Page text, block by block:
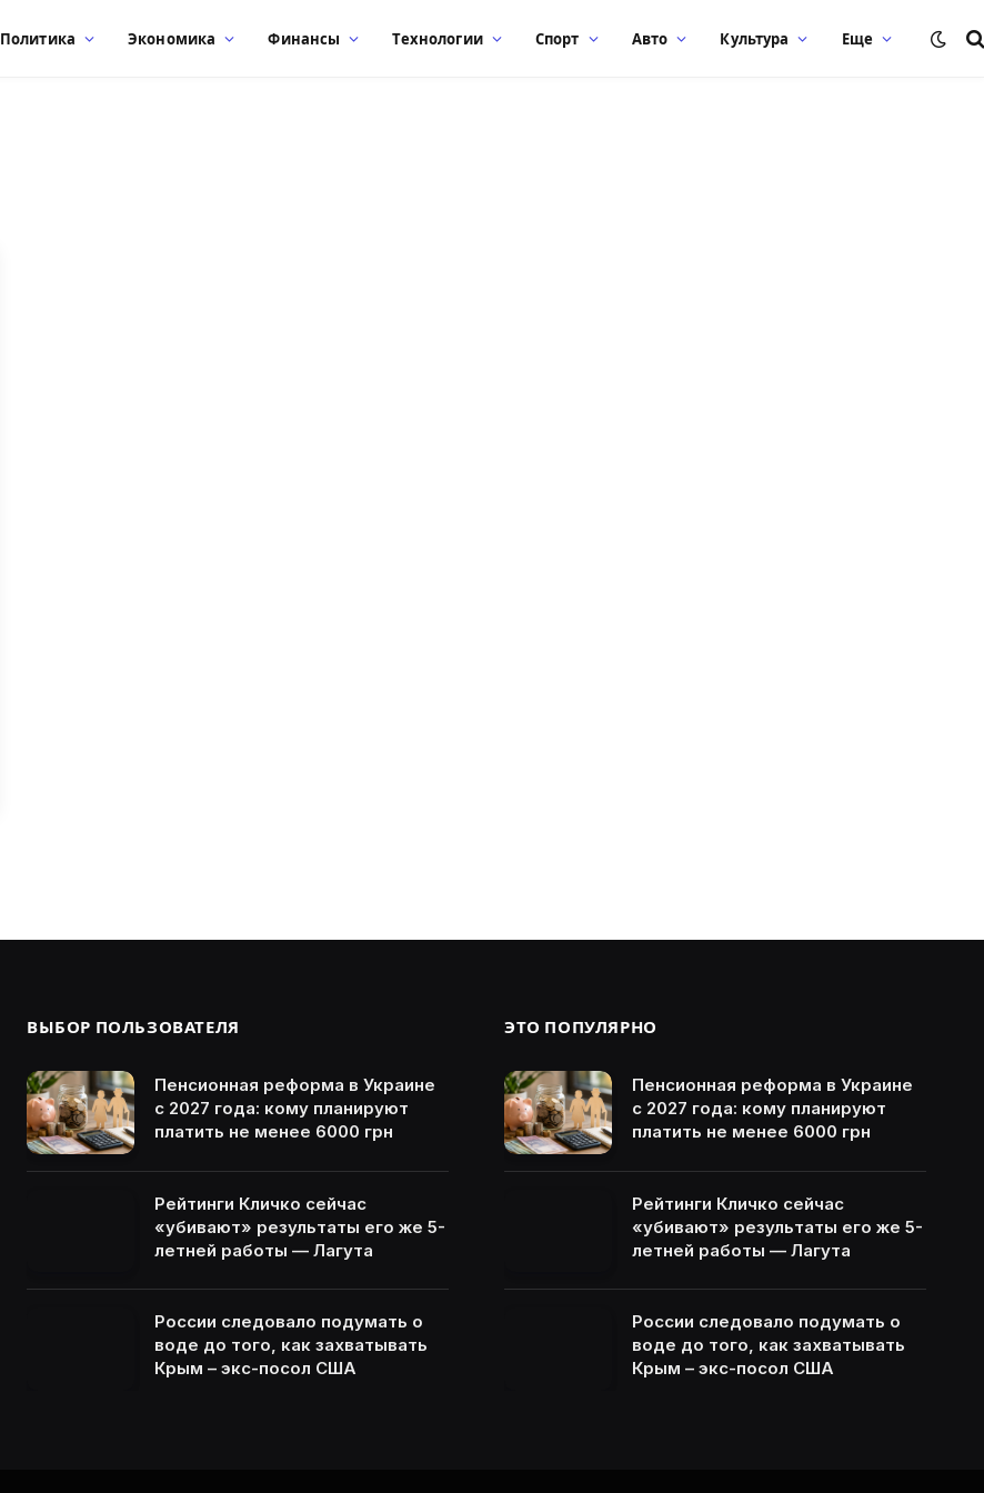
Политика Экономика Финансы Технологии Спорт Авто Культура Еще
ВЫБОР ПОЛЬЗОВАТЕЛЯ
Пенсионная реформа в Украине
с 2027 года: кому планируют
платить не менее 6000 грн
Рейтинги Кличко сейчас
«убивают» результаты его же 5-
летней работы — Лагута
России следовало подумать о
воде до того, как захватывать
Крым – экс-посол США
ЭТО ПОПУЛЯРНО
Пенсионная реформа в Украине
с 2027 года: кому планируют
платить не менее 6000 грн
Рейтинги Кличко сейчас
«убивают» результаты его же 5-
летней работы — Лагута
России следовало подумать о
воде до того, как захватывать
Крым – экс-посол США